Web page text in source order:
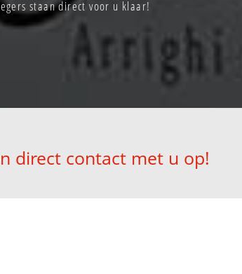
staan direct voor u klaar!
direct contact met u op!